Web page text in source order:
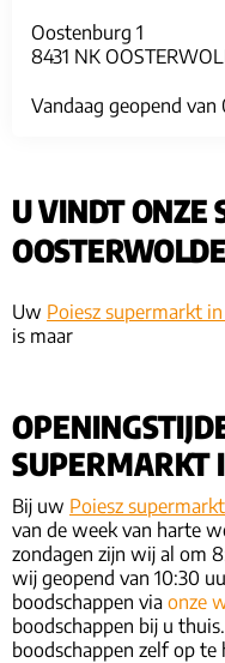
Oostenburg 1
8431 NK
Vandaag geopend
U VINDT ONZE
Uw Poiesz supermarkt
is maar
SUPERMARKT
Bij uw Poiesz
van de week van harte
zondagen zijn wij al om
wij geopend van 10:30
boodschappen via onze
boodschappen bij u
boodschappen zelf op